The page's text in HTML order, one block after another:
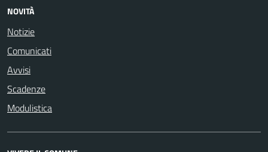
NOVITÀ
Notizie
Comunicati
Avvisi
Scadenze
Modulistica